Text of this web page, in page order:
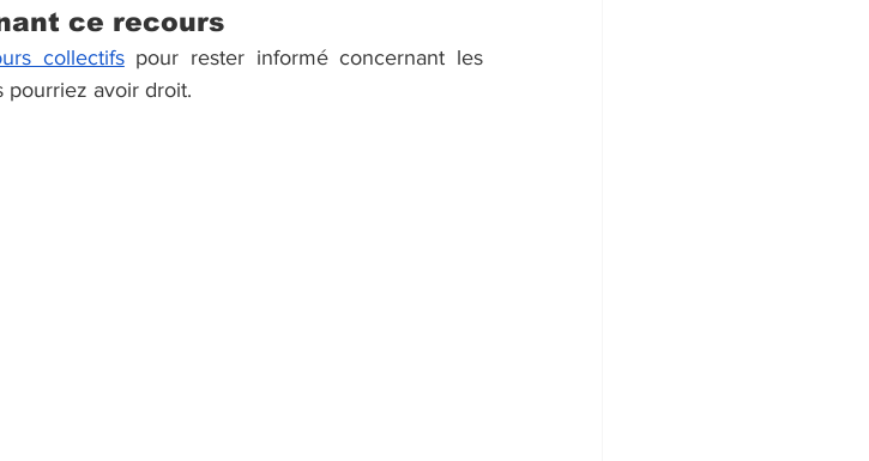
ce recours
collectifs pour rester informé concernant les
pourriez avoir droit.